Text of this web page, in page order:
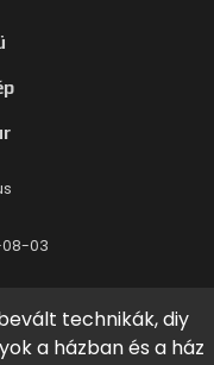
03
technikák, diy
a házban és a ház